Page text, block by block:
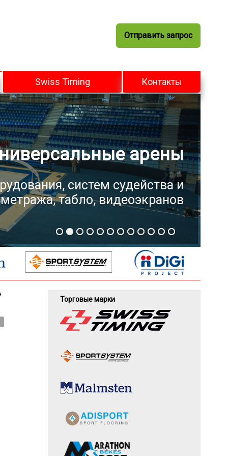
Отправить запрос
Swiss Timing Контакты
арены
систем судейства и
табло, видеоэкранов
Торговые марки